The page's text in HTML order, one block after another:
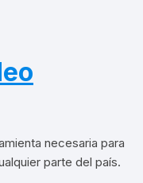
necesaria para
parte del país.